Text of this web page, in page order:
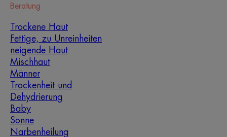
Beratung
Trockene Haut
Fettige, zu Unreinheiten
neigende Haut
Mischhaut
Männer
Trockenheit und
Dehydrierung
Baby
Sonne
Narbenheilung